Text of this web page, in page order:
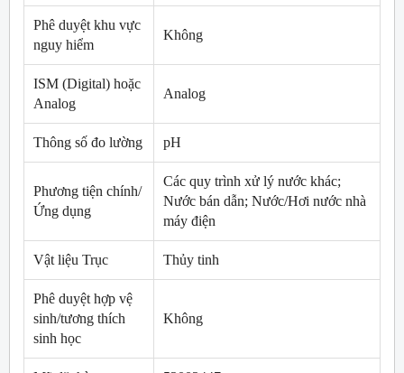
Phê duyệt khu vực
nguy hiểm
Không
ISM (Digital) hoặc
Analog
Analog
Thông số đo lường pH
Phương tiện chính/
Ứng dụng
Các quy trình xử lý nước khác;
Nước bán dẫn; Nước/Hơi nước nhà
máy điện
Vật liệu Trục Thủy tinh
Phê duyệt hợp vệ
sinh/tương thích
sinh học
Không